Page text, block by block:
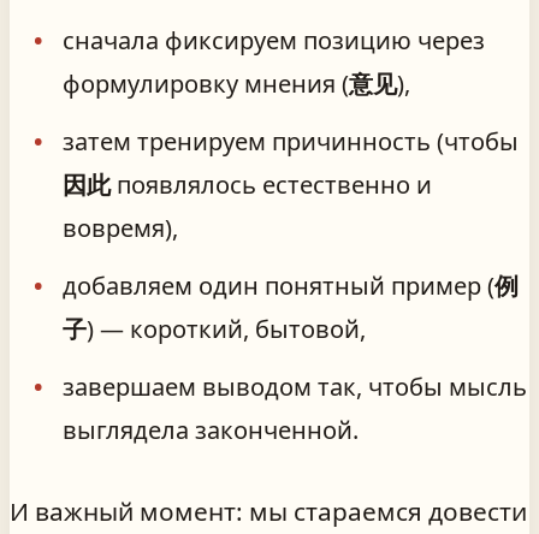
сначала фиксируем позицию через
формулировку мнения (意见),
затем тренируем причинность (чтобы
因此появлялось естественно и
вовремя),
добавляем один понятный пример (例
子) — короткий, бытовой,
завершаем выводом так, чтобы мысль
выглядела законченной.
И важный момент: мы стараемся довести